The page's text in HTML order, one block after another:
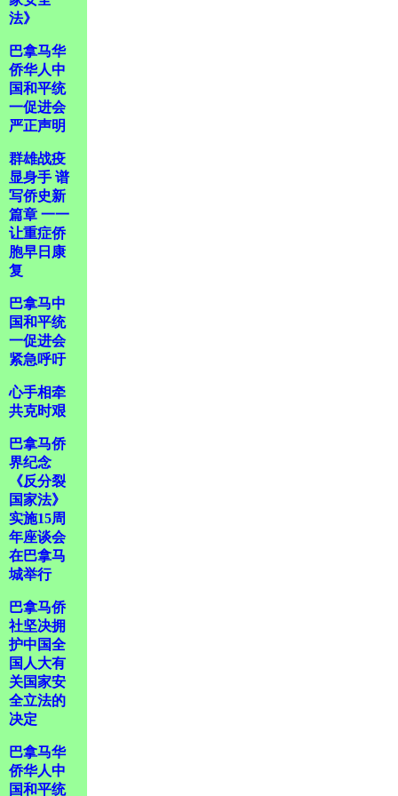
法》
巴拿马华
侨华人中
国和平统
一促进会
严正声明
群雄战疫
显身手 谱
写侨史新
篇章 一一
让重症侨
胞早日康
复
巴拿马中
国和平统
一促进会
紧急呼吁
心手相牵
共克时艰
巴拿马侨
界纪念
《反分裂
国家法》
实施15周
年座谈会
在巴拿马
城举行
巴拿马侨
社坚决拥
护中国全
国人大有
关国家安
全立法的
决定
巴拿马华
侨华人中
国和平统